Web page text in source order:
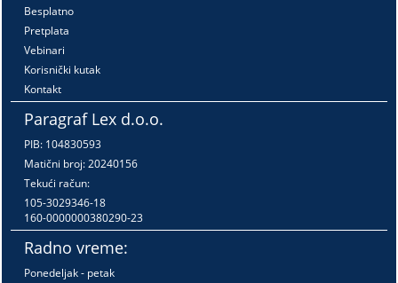
Besplatno
Pretplata
Vebinari
Korisnički kutak
Kontakt
Paragraf Lex d.o.o.
PIB: 104830593
Matični broj: 20240156
Tekući račun:
105-3029346-18
160-0000000380290-23
Radno vreme:
Ponedeljak - petak